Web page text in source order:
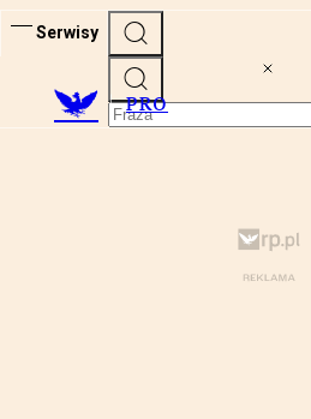
Serwisy
PRO